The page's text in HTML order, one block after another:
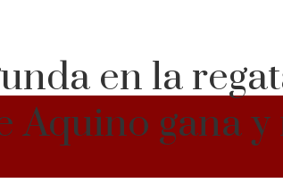
en la
Aquino gana y